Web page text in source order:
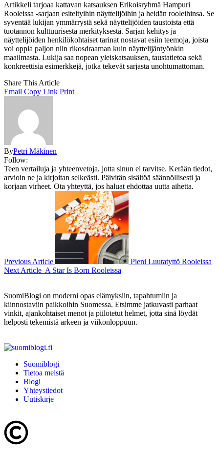
Artikkeli tarjoaa kattavan katsauksen Erikoisryhmä Hampuri
Rooleissa -sarjaan esiteltyihin näyttelijöihin ja heidän rooleihinsa. Se
syventää lukijan ymmärrystä sekä näyttelijöiden taustoista että
tuotannon kulttuurisesta merkityksestä. Sarjan kehitys ja
näyttelijöiden henkilökohtaiset tarinat nostavat esiin teemoja, joista
voi oppia paljon niin rikosdraaman kuin näyttelijäntyönkin
maailmasta. Lukija saa nopean yleiskatsauksen, taustatietoa sekä
konkreettisia esimerkkejä, jotka tekevät sarjasta unohtumattoman.
Share This Article
Email Copy Link Print
ByPetri Mäkinen
Follow:
Teen vertailuja ja yhteenvetoja, jotta sinun ei tarvitse. Kerään tiedot,
arvioin ne ja kirjoitan selkeästi. Päivitän sisältöä säännöllisesti ja
korjaan virheet. Ota yhteyttä, jos haluat ehdottaa uutta aihetta.
Previous Article
Pieni Luutatyttö Rooleissa
Next Article A Star Is Born Rooleissa
SuomiBlogi on moderni opas elämyksiin, tapahtumiin ja
kiinnostaviin paikkoihin Suomessa. Etsimme jatkuvasti parhaat
vinkit, ajankohtaiset menot ja piilotetut helmet, jotta sinä löydät
helposti tekemistä arkeen ja viikonloppuun.
Suomiblogi
Tietoa meistä
Blogi
Yhteystiedot
Uutiskirje